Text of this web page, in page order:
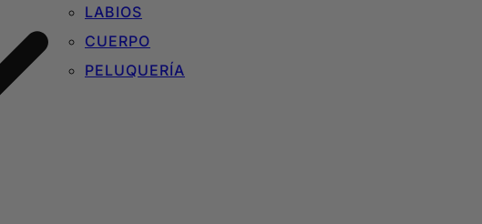
LABIOS
CUERPO
PELUQUERÍA